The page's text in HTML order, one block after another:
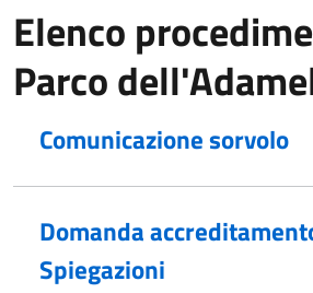
Elenco
Parco
Comunicazione sorvolo
Domanda
Spiegazioni